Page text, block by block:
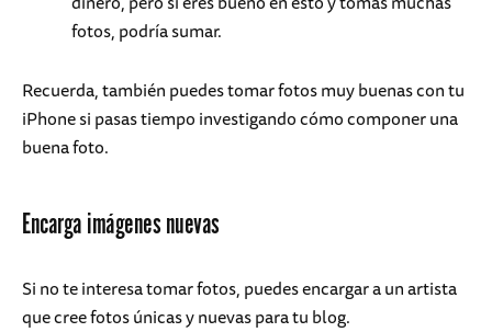
fotos, podría sumar.
Recuerda, también puedes tomar fotos muy buenas con tu
iPhone si pasas tiempo investigando cómo componer una
buena foto.
Encarga imágenes nuevas
Si no te interesa tomar fotos, puedes encargar a un artista
que cree fotos únicas y nuevas para tu blog.